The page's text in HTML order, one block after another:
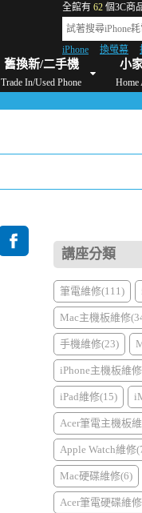
全館有 62 個3C商
iPhone 換螢幕
舊換新/二手機
Trade In/Used Phone
小
Home
AirPods維修/價格 Dyson維修/
講座分類
筆電維修(111)
Mac主機板維修
手機維修(23)
iPhone主機板維
iPad維修(15)
Acer筆電主機板
Apple Watch維修
Mac硬碟維修(6)
Acer筆電硬碟維